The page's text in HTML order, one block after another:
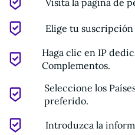
Visita la página de
Elige tu suscripción
Haga clic en IP
Complementos.
Seleccione los
preferido.
Introduzca la